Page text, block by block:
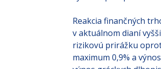
Reakcia finančných
v aktuálnom dianí
rizikovú prirážku